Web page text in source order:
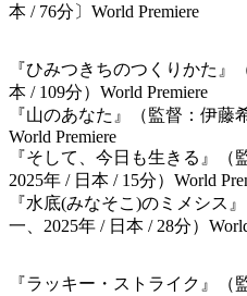
本 / 76分〕World Premiere
『ひみつきちのつくりかた』
本 / 109分）World Premiere
『山のあなた』（監督：伊藤
World Premiere
『そして、今日も生きる』（
2025年 / 日本 / 15分）World
『水底(みなそこ)のミメシス
一、2025年 / 日本 / 28分）
『ラッキー・ストライク』（